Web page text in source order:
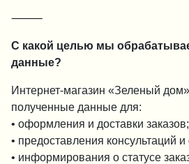
⸻
С какой целью мы
данные?
Интернет-магазин «Зеленый
полученные данные для:
• оформления и доставки заказов;
• предоставления консультаций
• информирования о статусе